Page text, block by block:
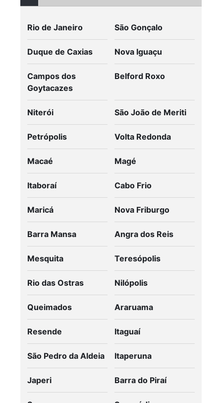
Rio de Janeiro São Gonçalo
Duque de Caxias Nova Iguaçu
Campos dos
Goytacazes
Belford Roxo
Niterói São João de Meriti
Petrópolis Volta Redonda
Macaé Magé
Itaboraí Cabo Frio
Maricá Nova Friburgo
Barra Mansa Angra dos Reis
Mesquita Teresópolis
Rio das Ostras Nilópolis
Queimados Araruama
Resende Itaguaí
São Pedro da Aldeia Itaperuna
Japeri Barra do Piraí